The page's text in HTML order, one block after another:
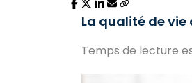
La qualité de
Temps de lecture